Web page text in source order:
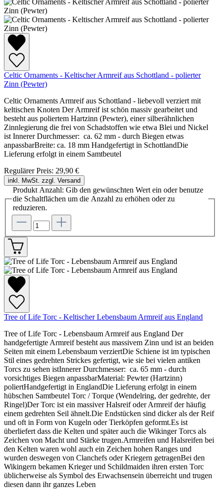
Celtic Ornaments - Keltischer Armreif aus Schottland - polierter
Zinn (Pewter)
Celtic Ornaments Armreif aus Schottland - liebevoll verziert mit
keltischen Knoten Der Armreif ist schön massiv gearbeitet und
besteht aus poliertem Hartzinn (Pewter), einer silberähnlichen
Zinnlegierung die frei von Schadstoffen wie etwa Blei und Nickel
ist Innerer Durchmesser: ca. 62 mm - durch Biegen etwas
anpassbarBreite: ca. 18 mm Handgefertigt in SchottlandDie
Lieferung erfolgt in einem Samtbeutel
Regulärer Preis: 29,90 €
inkl. MwSt. zzgl. Versand
Produkt Anzahl: Gib den gewünschten Wert ein oder benutze
die Schaltflächen um die Anzahl zu erhöhen oder zu
reduzieren.
Tree of Life Torc - Keltischer Lebensbaum Armreif aus England
Tree of Life Torc - Lebensbaum Armreif aus England Der
handgefertigte Armreif besteht aus massivem Zinn und ist an beiden
Seiten mit einem Lebensbaum verziertDie Schiene ist im typischen
Stil eines gedrehten Strickes gefertigt, wie sie bei vielen antiken
Torcs zu sehen istInnerer Durchmesser: ca. 65 mm - durch
vorsichtiges Biegen anpassbarMaterial: Pewter (Hartzinn)
poliertHandgefertigt in EnglandDie Lieferung erfolgt in einem
hübschen Samtbeutel Torc / Torque (Wendelring, der gedrehte, der
Ringel)Der Torc ist ein massiver Halsreif oder Armreif der häufig
einem gedrehten Seil ähnelt.Die Endstücken sind dicker als der Reif
und oft in Form von Kugeln oder Tierköpfen geformt.Es ist
überliefert dass die Kelten und später auch die Wikinger Torcs als
Zeichen von Macht und Stärke trugen.Armreifen und Halsreifen bei
den Kelten waren wohl auch ein Zeichen hohen Ranges und
wurden deswegen von Clanchefs oder Kriegern getragenBei den
Wikingern bekamen Krieger und Schildmaiden ihren ersten Torc
üblicherweise als Symbol des Erwachsensein überreicht und trugen
diesen dann ihr ganzes Leben